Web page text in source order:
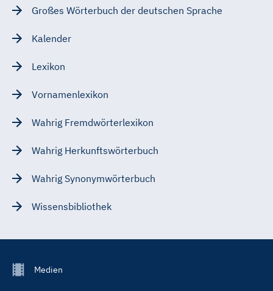
Großes Wörterbuch der deutschen Sprache
Kalender
Lexikon
Vornamenlexikon
Wahrig Fremdwörterlexikon
Wahrig Herkunftswörterbuch
Wahrig Synonymwörterbuch
Wissensbibliothek
FooterMedien